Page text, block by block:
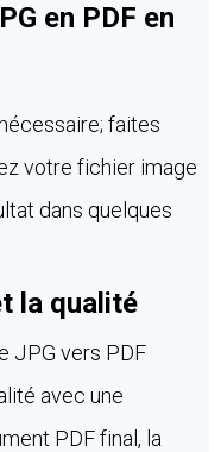
en PDF en
faites
votre fichier image
dans quelques
la qualité
JPG vers PDF
avec une
PDF final, la